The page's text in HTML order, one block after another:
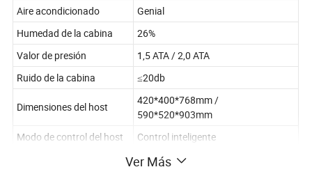
Aire acondicionado
Genial
Humedad de la cabina
26%
Valor de presión
1,5 ATA / 2,0 ATA
Ruido de la cabina
≤20db
Dimensiones del host
420*400*768mm /
590*520*903mm
Modo de control del host
Control inteligente
650W/1100W
Ver Más